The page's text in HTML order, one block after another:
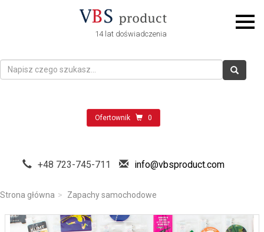
14 lat doświadczenia
Ofertownik 0
+48 723-745-711 info@vbsproduct.com
Strona główna Zapachy samochodowe